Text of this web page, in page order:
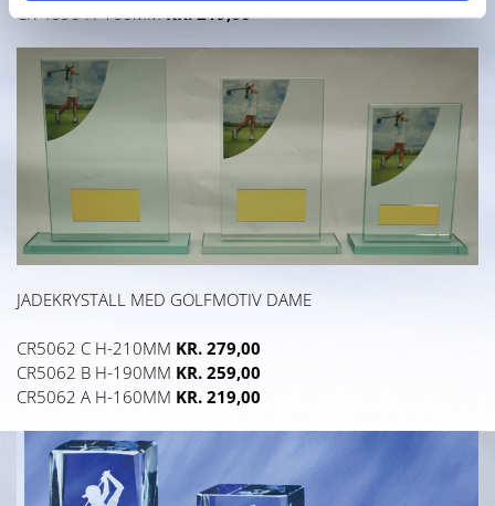
CR 4690 H-160MMKR. 219,00
JADEKRYSTALL MED GOLFMOTIV DAME
CR5062 C H-210MM KR. 279,00
CR5062 B H-190MM KR. 259,00
CR5062 A H-160MM KR. 219,00